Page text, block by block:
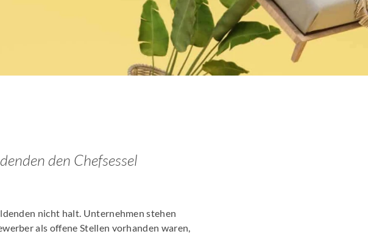
Marktforschung
den Chefsessel
nicht halt. Unternehmen stehen
als offene Stellen vorhanden waren,